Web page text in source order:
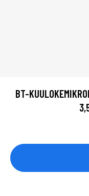
BT-